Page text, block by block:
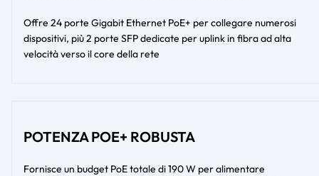
Offre 24 porte Gigabit Ethernet PoE+ per collegare numerosi
dispositivi, più 2 porte SFP dedicate per uplink in fibra ad alta
velocità verso il core della rete
POTENZA POE+ ROBUSTA
Fornisce un budget PoE totale di 190 W per alimentare